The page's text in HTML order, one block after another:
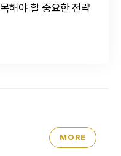
해야 할 중요한 전략
MORE